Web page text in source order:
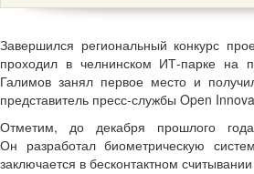
Завершился региональный конкурс
проходил в челнинском ИТ-парке на
Галимов занял первое место и
представитель пресс-службы Open
Отметим, до декабря прошлого года
Он разработал биометрическую
заключается в бесконтактном